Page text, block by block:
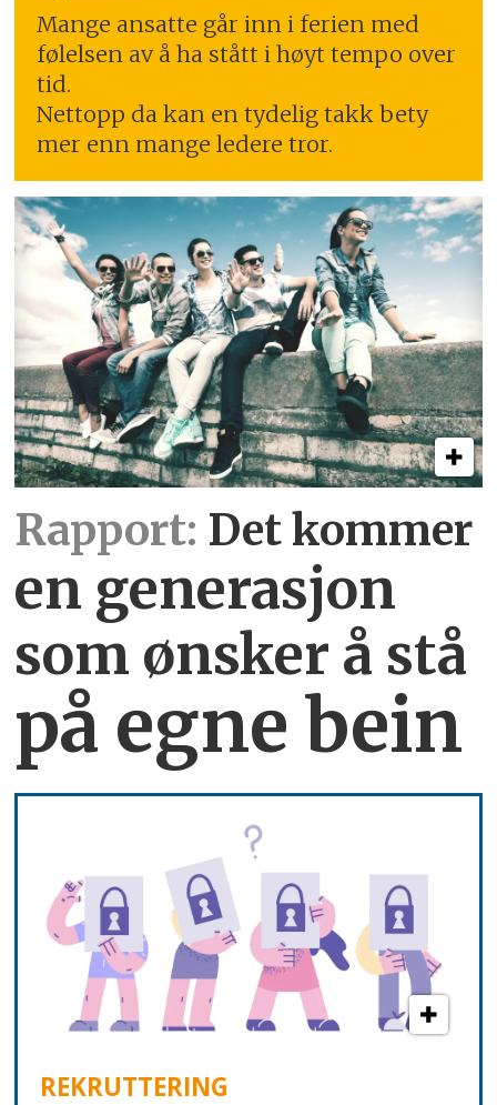
Mange ansatte går inn i ferien med
følelsen av å ha stått i høyt tempo over
tid.
Nettopp da kan en tydelig takk bety
mer enn mange ledere tror.
Rapport: Det kommer
en generasjon
som ønsker å stå
på egne bein
REKRUTTERING